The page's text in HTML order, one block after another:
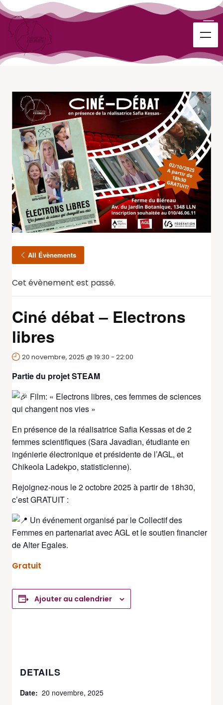
All Évènements
Cet évènement est passé.
Ciné débat – Electrons
libres
20 novembre, 2025 @ 19:30 - 22:00
Partie du projet STEAM
Film: « Electrons libres, ces femmes de sciences
qui changent nos vies »
En présence de la réalisatrice Safia Kessas et de 2
femmes scientifiques (Sara Javadian, étudiante en
ingénierie électronique et présidente de l’AGL, et
Chikeola Ladekpo, statisticienne).
Rejoignez-nous le 2 octobre 2025 à partir de 18h30,
c’est GRATUIT :
Un événement organisé par le Collectif des
Femmes en partenariat avec AGL et le soutien financier
de Alter Egales.
Gratuit
Ajouter au calendrier
DETAILS
Date: 20 novembre, 2025